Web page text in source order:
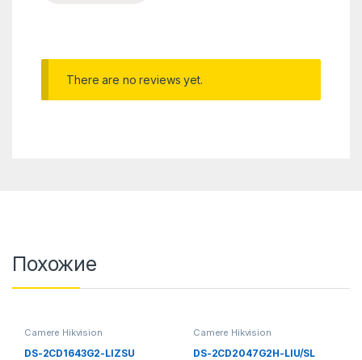
There are no reviews yet.
Похожие
Camere Hikvision
DS-2CD1643G2-LIZSU
Camere Hikvision
DS-2CD2047G2H-LIU/SL